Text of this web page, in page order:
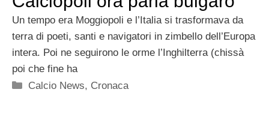
Un tempo era Moggiopoli e l’Italia si trasformava da
terra di poeti, santi e navigatori in zimbello dell’Europa
intera. Poi ne seguirono le orme l’Inghilterra (chissà
poi che fine ha
Categorie
Calcio News, Cronaca